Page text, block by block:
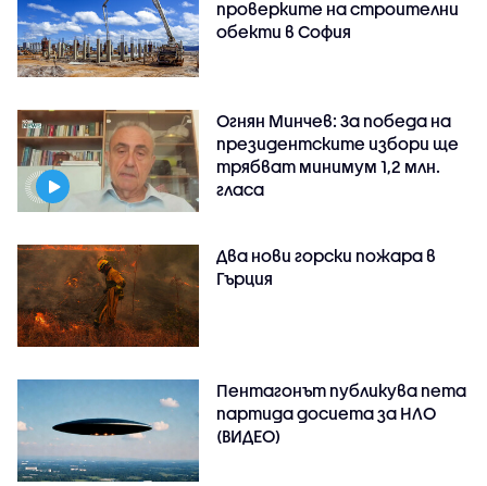
проверките на строителни
обекти в София
Огнян Минчев: За победа на
президентските избори ще
трябват минимум 1,2 млн.
гласа
Два нови горски пожара в
Гърция
Пентагонът публикува пета
партида досиета за НЛО
(ВИДЕО)